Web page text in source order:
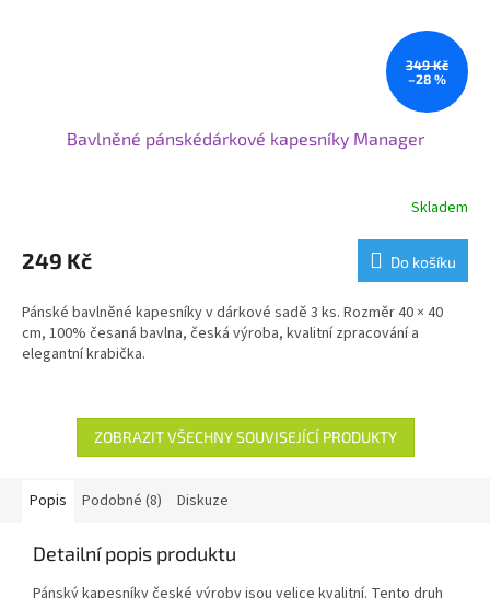
349 Kč
–28 %
Bavlněné pánskédárkové kapesníky Manager
Skladem
249 Kč Do košíku
Pánské bavlněné kapesníky v dárkové sadě 3 ks. Rozměr 40 × 40
cm, 100% česaná bavlna, česká výroba, kvalitní zpracování a
elegantní krabička.
ZOBRAZIT VŠECHNY SOUVISEJÍCÍ PRODUKTY
Popis Podobné (8) Diskuze
Detailní popis produktu